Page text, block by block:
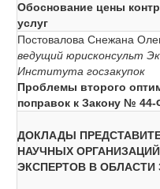
Обоснование цены
услуг
Постовалова Снежана
ведущий юрисконсульт
Института госзакупок
Проблемы второго
поправок к Закону №
ДОКЛАДЫ
НАУЧНЫХ
ЭКСПЕРТОВ В ОБЛАСТИ